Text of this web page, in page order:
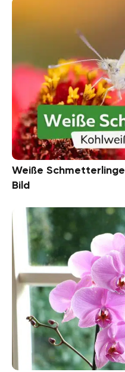
Weiße
Bild